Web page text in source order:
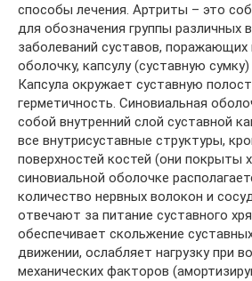
способы лечения. Артриты – это
для обозначения группы различных
заболеваний суставов, поражающих
оболочку, капсулу (суставную
Капсула окружает суставную
герметичность. Синовиальная
собой внутренний слой суставной
все внутрисуставные структуры,
поверхностей костей (они покрыты
синовиальной оболочке
количество нервных волокон и
отвечают за питание суставного
обеспечивает скольжение
движении, ослабляет нагрузку при
механических факторов